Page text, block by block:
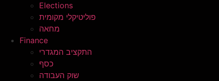
Elections
פוליטיקלי מקומית
מחאה
Finance
התקציב המגדרי
כסף
שוק העבודה